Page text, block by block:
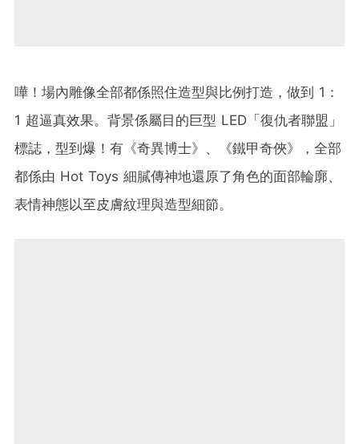
嘩！場內雕像全部都係照住造型與比例打造，做到 1：
1 超逼真效果。背景係屬目的巨型 LED「復仇者聯盟」
標誌，型到爆！有《奇異博士》、《鐵甲奇俠》，全部
都係由 Hot Toys 細膩傳神地還原了角色的面部輪廓、
表情神態以至皮膚紋理與造型細節。